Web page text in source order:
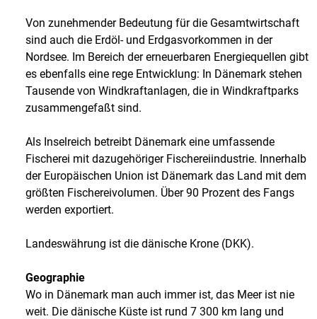
Von zunehmender Bedeutung für die Gesamtwirtschaft
sind auch die Erdöl- und Erdgasvorkommen in der
Nordsee. Im Bereich der erneuerbaren Energiequellen gibt
es ebenfalls eine rege Entwicklung: In Dänemark stehen
Tausende von Windkraftanlagen, die in Windkraftparks
zusammengefaßt sind.
Als Inselreich betreibt Dänemark eine umfassende
Fischerei mit dazugehöriger Fischereiindustrie. Innerhalb
der Europäischen Union ist Dänemark das Land mit dem
größten Fischereivolumen. Über 90 Prozent des Fangs
werden exportiert.
Landeswährung ist die dänische Krone (DKK).
Geographie
Wo in Dänemark man auch immer ist, das Meer ist nie
weit. Die dänische Küste ist rund 7 300 km lang und